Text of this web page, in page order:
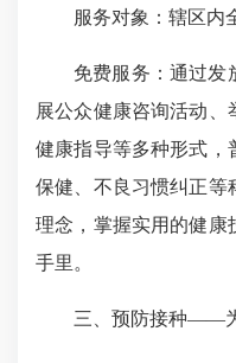
服务对象：辖区内
免费服务：通过发
展公众健康咨询活动
健康指导等多种形式，
保健、不良习惯纠正等
理念，掌握实用的健康
手里。
三、预防接种——